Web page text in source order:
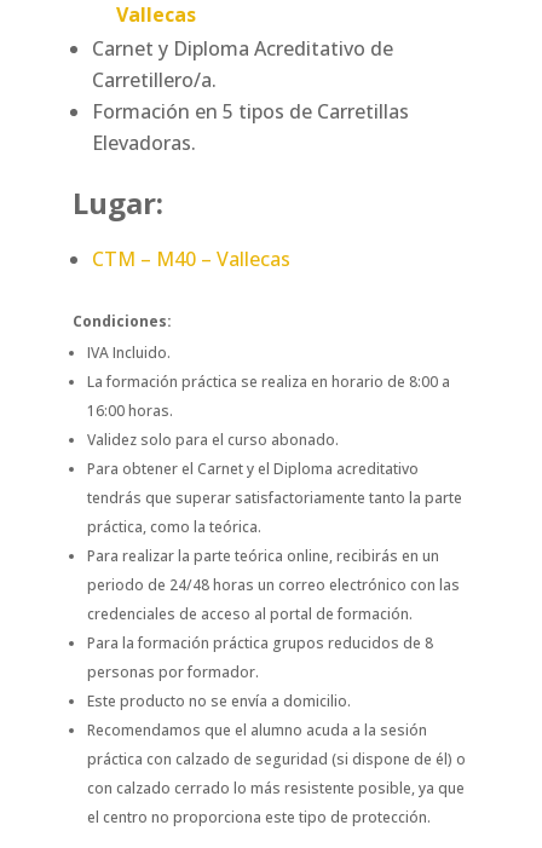
Vallecas
Carnet y Diploma Acreditativo de
Carretillero/a.
Formación en 5 tipos de Carretillas
Elevadoras.
Lugar:
CTM – M40 – Vallecas
Condiciones:
IVA Incluido.
La formación práctica se realiza en horario de 8:00 a
16:00 horas.
Validez solo para el curso abonado.
Para obtener el Carnet y el Diploma acreditativo
tendrás que superar satisfactoriamente tanto la parte
práctica, como la teórica.
Para realizar la parte teórica online, recibirás en un
periodo de 24/48 horas un correo electrónico con las
credenciales de acceso al portal de formación.
Para la formación práctica grupos reducidos de 8
personas por formador.
Este producto no se envía a domicilio.
Recomendamos que el alumno acuda a la sesión
práctica con calzado de seguridad (si dispone de él) o
con calzado cerrado lo más resistente posible, ya que
el centro no proporciona este tipo de protección.